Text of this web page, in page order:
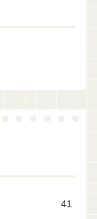
41